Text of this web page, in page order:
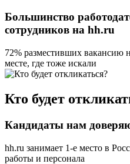
Большинство
сотрудников на hh.ru
72% разместивших вакансию
месте, где тоже искали
Кто будет
Кандидаты нам
hh.ru занимает 1-е место в
работы и персонала